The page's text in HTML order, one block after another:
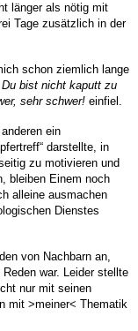
länger als nötig mit
Tage zusätzlich in der
schon ziemlich lange
Du bist nicht kaputt zu
sehr schwer! einfiel.
ein
darstellte, in
zu motivieren und
bleiben Einem noch
alleine ausmachen
Dienstes
von Nachbarn an,
war. Leider stellte
nur mit seinen
mit >meiner< Thematik